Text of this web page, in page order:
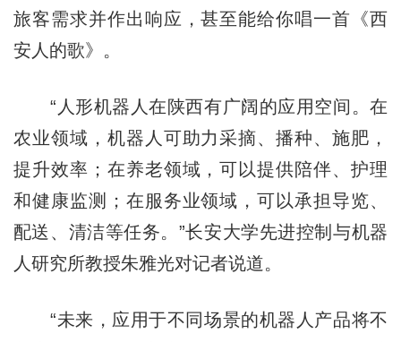
旅客需求并作出响应，甚至能给你唱一首《西
安人的歌》。
“人形机器人在陕西有广阔的应用空间。在
农业领域，机器人可助力采摘、播种、施肥，
提升效率；在养老领域，可以提供陪伴、护理
和健康监测；在服务业领域，可以承担导览、
配送、清洁等任务。”长安大学先进控制与机器
人研究所教授朱雅光对记者说道。
“未来，应用于不同场景的机器人产品将不